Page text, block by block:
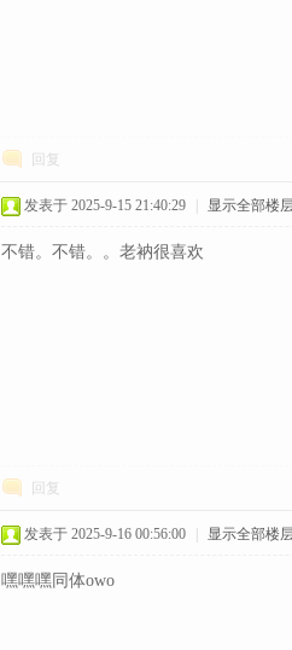
回复
发表于 2025-9-15 21:40:29 显示全部楼
不错。不错。。老衲很喜欢
回复
发表于 2025-9-16 00:56:00 显示全部楼
嘿嘿嘿同体owo